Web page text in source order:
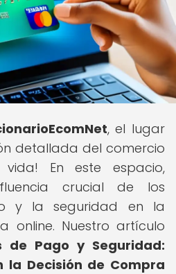
, el lugar
detallada del comercio
En este espacio,
crucial de los
y la seguridad en la
online. Nuestro artículo
de Pago y Seguridad:
la Decisión de Compra